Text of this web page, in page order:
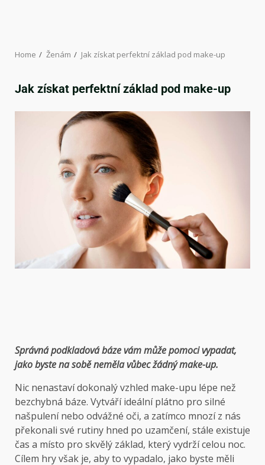
Home Ženám Jak získat perfektní základ pod make-up
Jak získat perfektní základ pod make-up
Správná podkladová báze vám může pomoci vypadat,
jako byste na sobě neměla vůbec žádný make-up.
Nic nenastaví dokonalý vzhled make-upu lépe než
bezchybná báze. Vytváří ideální plátno pro silné
našpulení nebo odvážné oči, a zatímco mnozí z nás
překonali své rutiny hned po uzamčení, stále existuje
čas a místo pro skvělý základ, který vydrží celou noc.
Cílem hry však je, aby to vypadalo, jako byste měli